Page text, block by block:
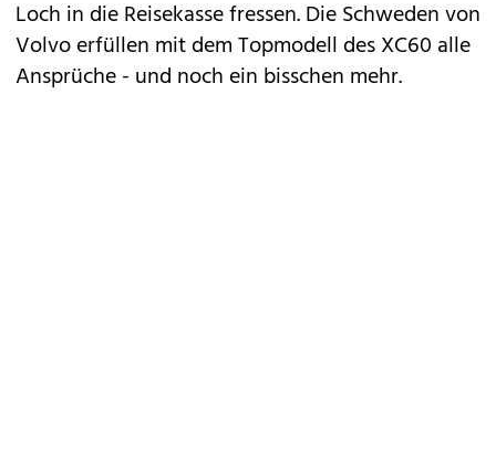
Loch in die Reisekasse fressen. Die Schweden von
Volvoerfüllen mit dem Topmodell desXC60 alle
Ansprüche - und noch ein bisschen mehr.